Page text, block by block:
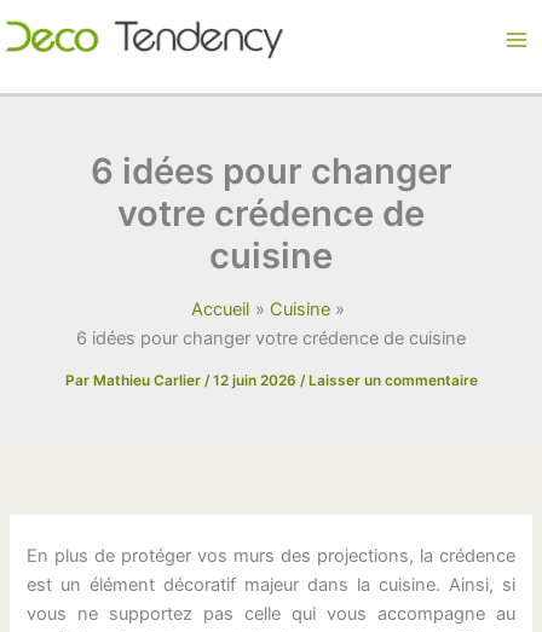
au
6 idées pour changer
votre crédence de
cuisine
Accueil
Cuisine
6 idées pour changer votre crédence de cuisine
Par Mathieu Carlier /12 juin 2026 /Laisser un commentaire
En plus de protéger vos murs des projections, la crédence
est un élément décoratif majeur dans la cuisine. Ainsi, si
vous ne supportez pas celle qui vous accompagne au